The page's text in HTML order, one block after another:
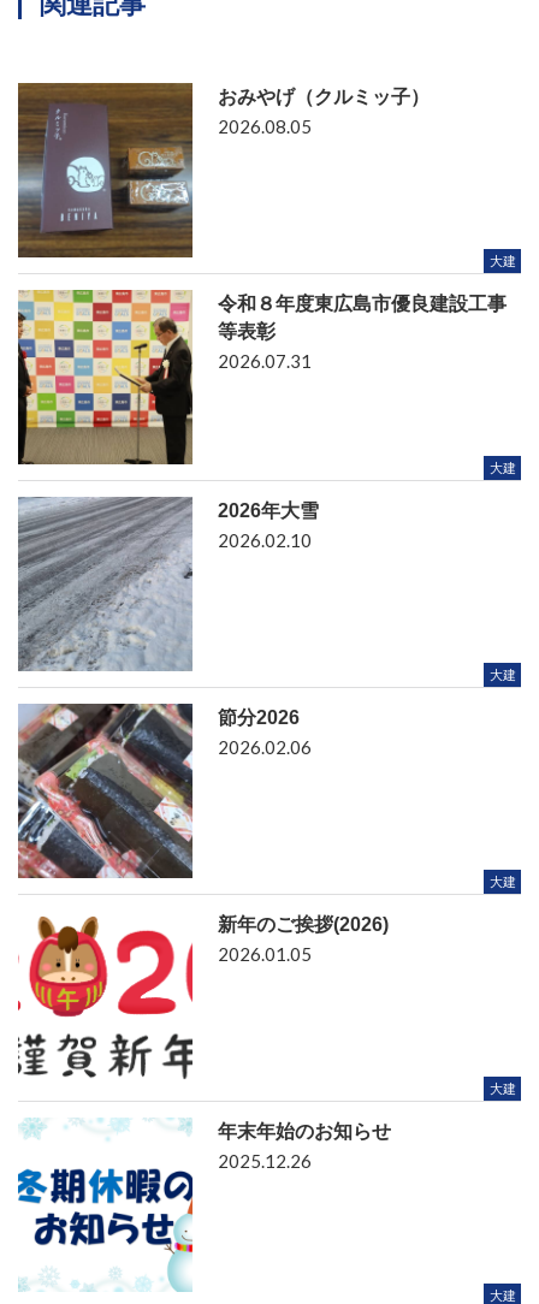
おみやげ（クルミッ子）
大建
2026.08.05
令和８年度東広島市優良建設工事
等表彰
大建
2026.07.31
2026年大雪
大建
2026.02.10
節分2026
大建
2026.02.06
新年のご挨拶(2026)
大建
2026.01.05
年末年始のお知らせ
大建
2025.12.26